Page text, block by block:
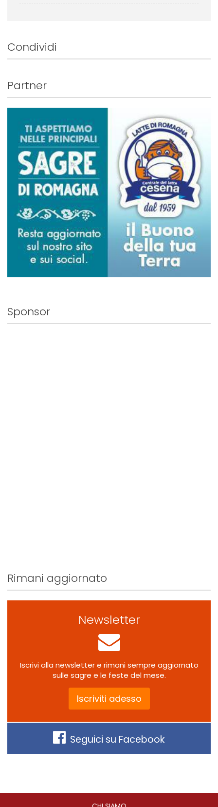
Condividi
Partner
Sponsor
Rimani aggiornato
Newsletter
Iscrivi alla newsletter e rimani sempre aggiornato
sulle sagre e le feste del mese.
Iscriviti adesso
Seguici su Facebook